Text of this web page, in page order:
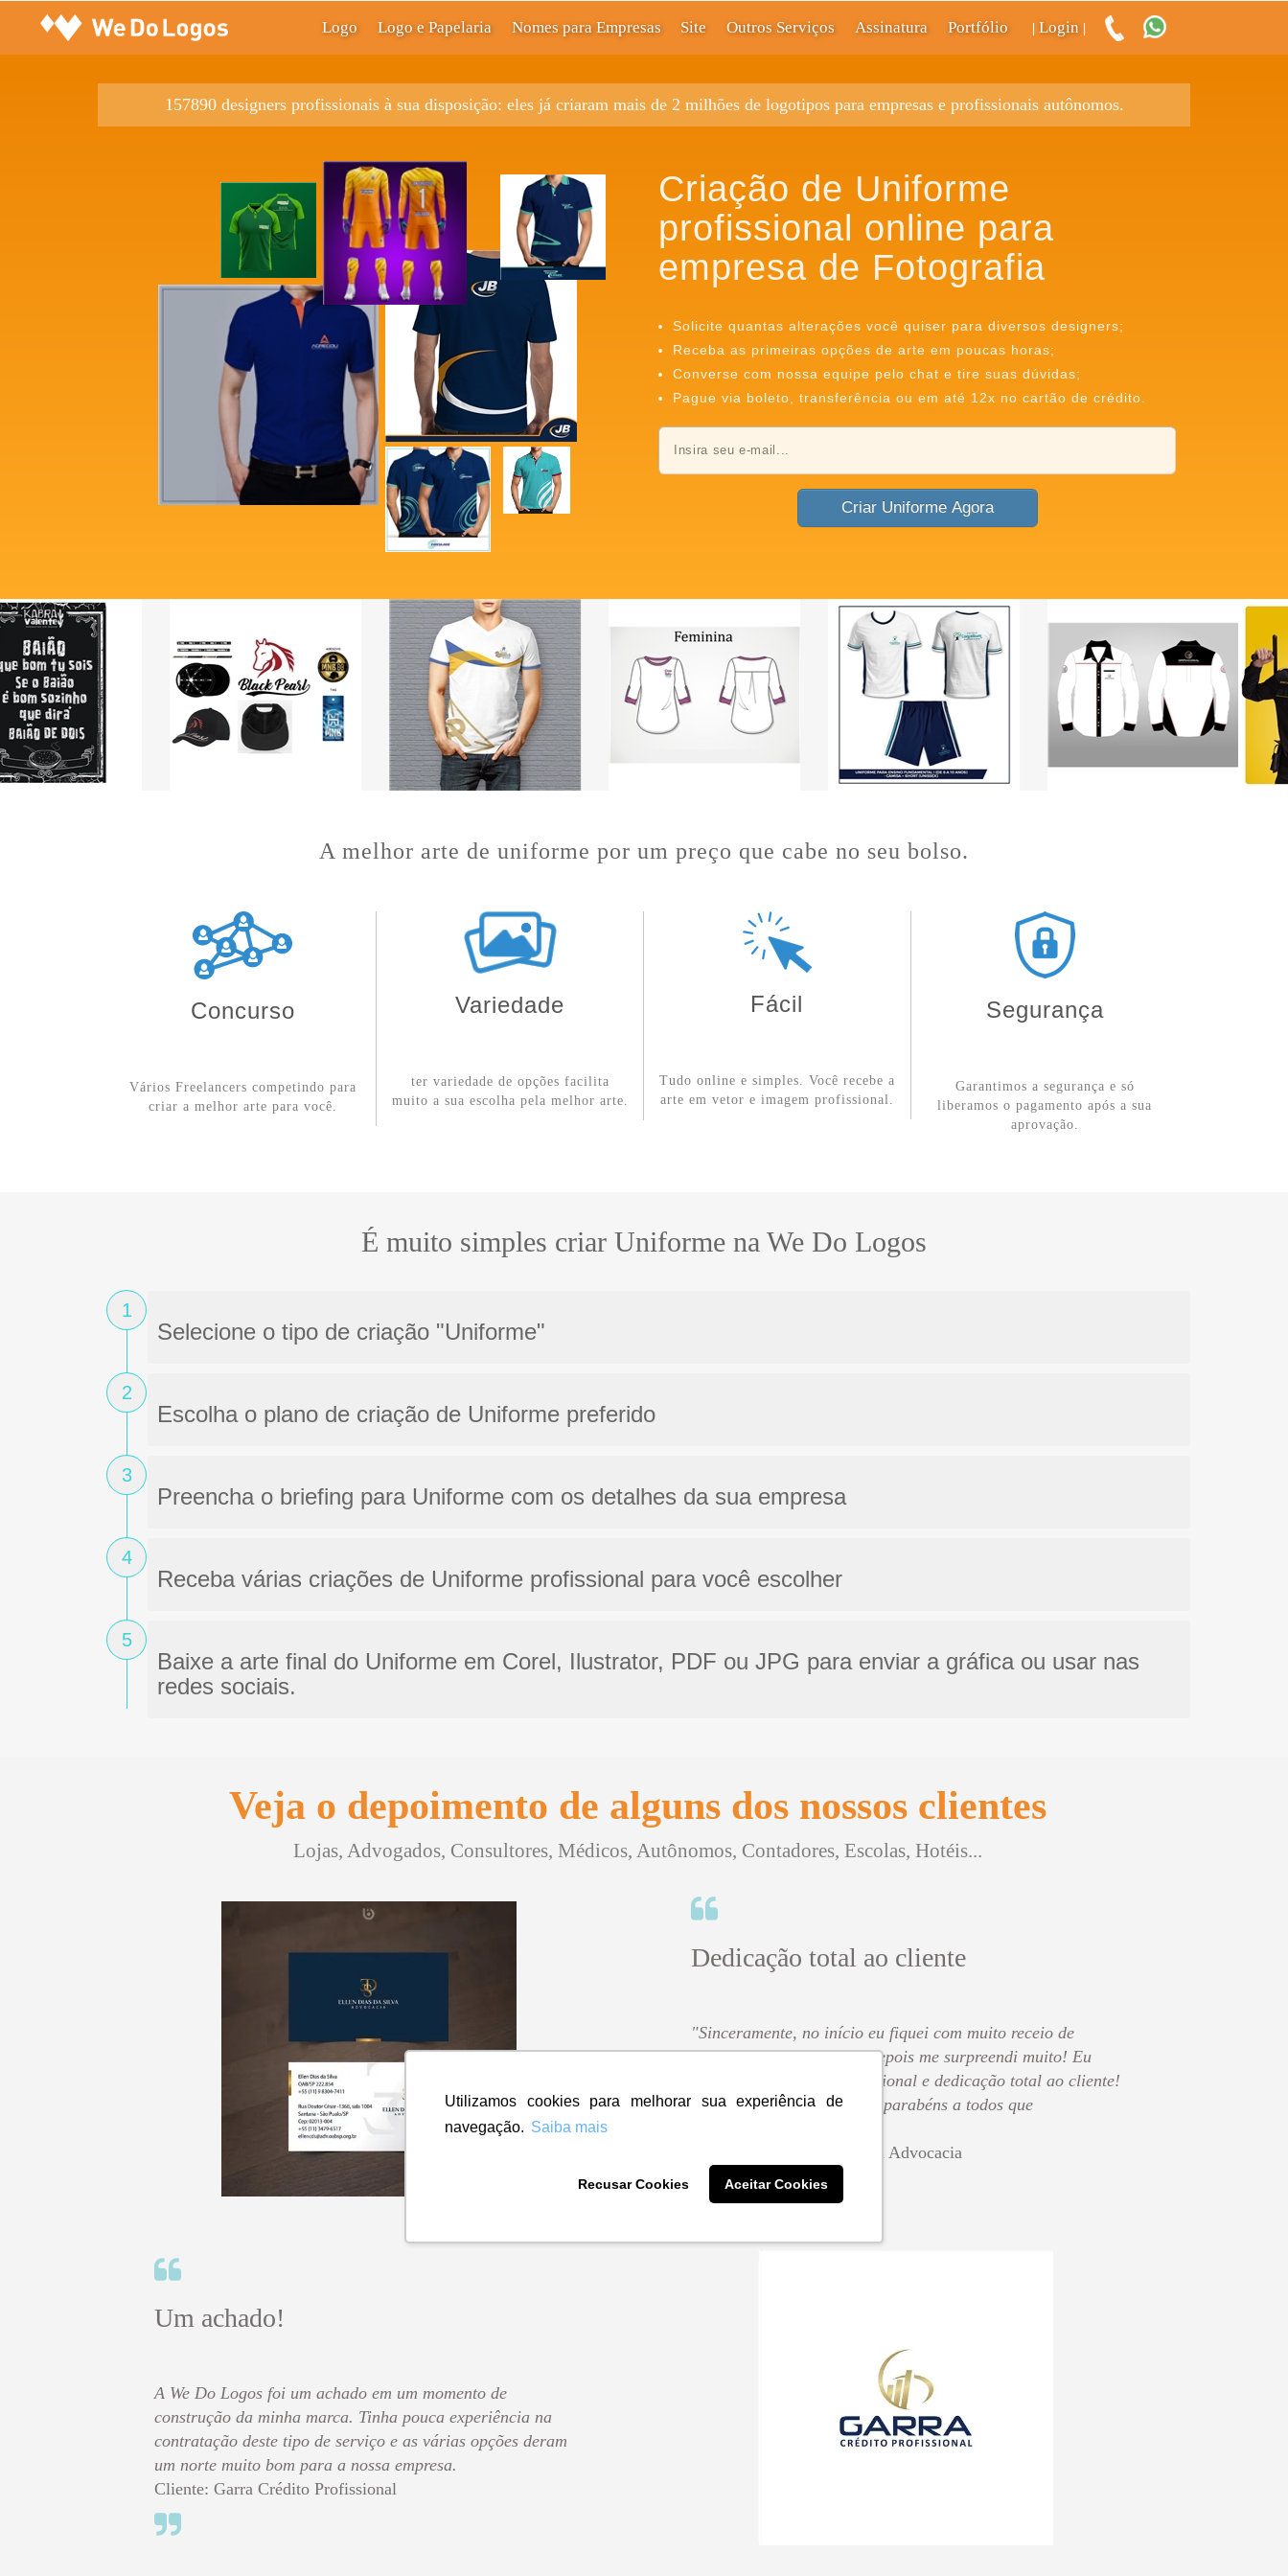
Utilizamos cookies para melhorar sua experiência de
navegação. Saiba mais
Recusar Cookies Aceitar Cookies
Logo Logo e Papelaria Nomes para Empresas Site Outros Serviços Assinatura Portfólio Login
157890 designers profissionais à sua disposição: eles já criaram mais de 2 milhões de logotipos para empresas e profissionais autônomos.
Criação de Uniforme
profissional online para
empresa de Fotografia
Solicite quantas alterações você quiser para diversos designers;
Receba as primeiras opções de arte em poucas horas;
Converse com nossa equipe pelo chat e tire suas dúvidas;
Pague via boleto, transferência ou em até 12x no cartão de crédito.
Criar Uniforme Agora
A melhor arte de uniforme por um preço que cabe no seu bolso.
Concurso
Vários Freelancers competindo para
criar a melhor arte para você.
Variedade
ter variedade de opções facilita
muito a sua escolha pela melhor arte.
Fácil
Tudo online e simples. Você recebe a
arte em vetor e imagem profissional.
Segurança
Garantimos a segurança e só
liberamos o pagamento após a sua
aprovação.
É muito simples criar Uniforme na We Do Logos
1
Selecione o tipo de criação "Uniforme"
2
Escolha o plano de criação de Uniforme preferido
3
Preencha o briefing para Uniforme com os detalhes da sua empresa
4
Receba várias criações de Uniforme profissional para você escolher
5
Baixe a arte final do Uniforme em Corel, Ilustrator, PDF ou JPG para enviar a gráfica ou usar nas
redes sociais.
Veja o depoimento de alguns dos nossos clientes
Lojas, Advogados, Consultores, Médicos, Autônomos, Contadores, Escolas, Hotéis...
Dedicação total ao cliente
"Sinceramente, no início eu fiquei com muito receio de
contratar a empresa mas depois me surpreendi muito! Eu
amei! Super rápido, profissional e dedicação total ao cliente!
Eu indico, aprovo e dou os parabéns a todos que
Cliente: Ellen Dias da Silva Advocacia
Um achado!
A We Do Logos foi um achado em um momento de
construção da minha marca. Tinha pouca experiência na
contratação deste tipo de serviço e as várias opções deram
um norte muito bom para a nossa empresa.
Cliente: Garra Crédito Profissional